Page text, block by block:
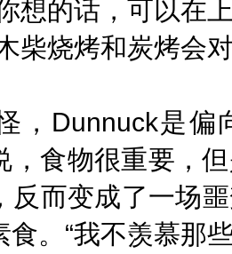
想的话，可以在
柴烧烤和炭烤会
，Dunnuck是
食物很重要，但
反而变成了一场
食。“我不羡慕那